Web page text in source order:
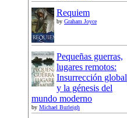
Requiem
by Graham Joyce
Pequeñas guerras,
lugares remotos:
Insurrección global
y la génesis del
mundo moderno
by Michael Burleigh